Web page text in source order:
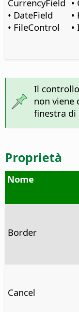
CurrencyField
• DateField
• FileControl
•
•
•
Il
non viene
finestra di
Proprietà
Nome
Border
Cancel